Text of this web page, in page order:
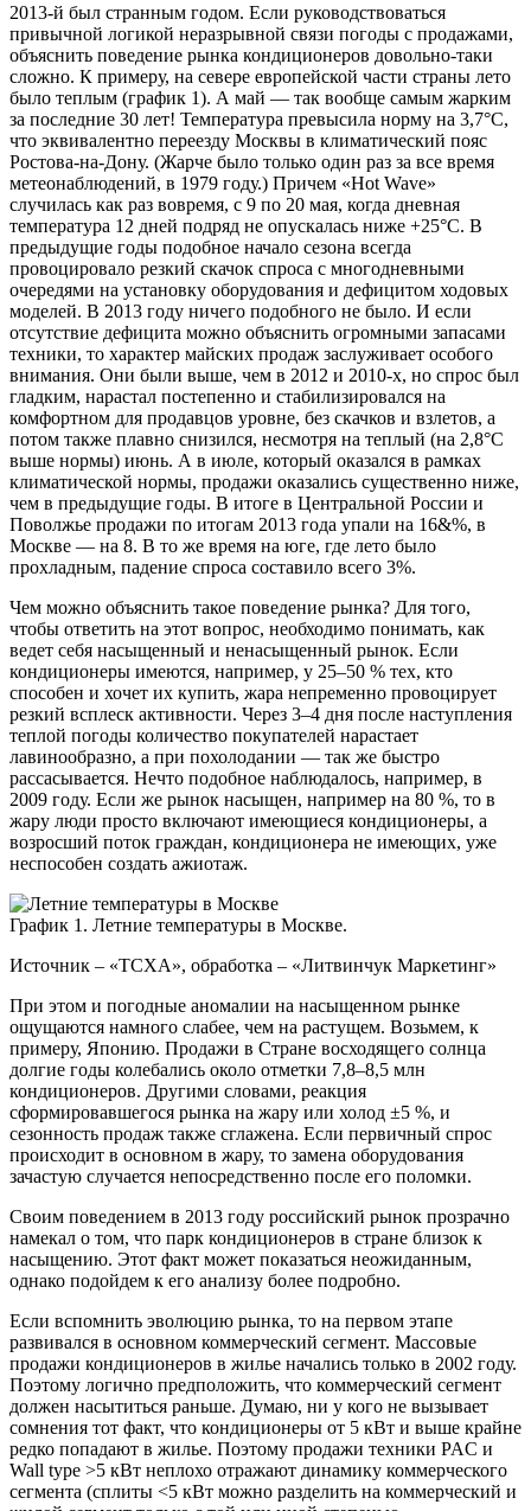
2013-й был странным годом. Если руководствоваться
привычной логикой неразрывной связи погоды с продажами,
объяснить поведение рынка кондиционеров довольно-таки
сложно. К примеру, на севере европейской части страны лето
было теплым (график 1). А май — так вообще самым жарким
за последние 30 лет! Температура превысила норму на 3,7°С,
что эквивалентно переезду Москвы в климатический пояс
Ростова-на-Дону. (Жарче было только один раз за все время
метеонаблюдений, в 1979 году.) Причем «Hot Wave»
случилась как раз вовремя, с 9 по 20 мая, когда дневная
температура 12 дней подряд не опускалась ниже +25°С. В
предыдущие годы подобное начало сезона всегда
провоцировало резкий скачок спроса с многодневными
очередями на установку оборудования и дефицитом ходовых
моделей. В 2013 году ничего подобного не было. И если
отсутствие дефицита можно объяснить огромными запасами
техники, то характер майских продаж заслуживает особого
внимания. Они были выше, чем в 2012 и 2010-х, но спрос был
гладким, нарастал постепенно и стабилизировался на
комфортном для продавцов уровне, без скачков и взлетов, а
потом также плавно снизился, несмотря на теплый (на 2,8°С
выше нормы) июнь. А в июле, который оказался в рамках
климатической нормы, продажи оказались существенно ниже,
чем в предыдущие годы. В итоге в Центральной России и
Поволжье продажи по итогам 2013 года упали на 16&%, в
Москве — на 8. В то же время на юге, где лето было
прохладным, падение спроса составило всего 3%.
Чем можно объяснить такое поведение рынка? Для того,
чтобы ответить на этот вопрос, необходимо понимать, как
ведет себя насыщенный и ненасыщенный рынок. Если
кондиционеры имеются, например, у 25–50 % тех, кто
способен и хочет их купить, жара непременно провоцирует
резкий всплеск активности. Через 3–4 дня после наступления
теплой погоды количество покупателей нарастает
лавинообразно, а при похолодании — так же быстро
рассасывается. Нечто подобное наблюдалось, например, в
2009 году. Если же рынок насыщен, например на 80 %, то в
жару люди просто включают имеющиеся кондиционеры, а
возросший поток граждан, кондиционера не имеющих, уже
неспособен создать ажиотаж.
График 1. Летние температуры в Москве.
Источник – «ТСХА», обработка – «Литвинчук Маркетинг»
При этом и погодные аномалии на насыщенном рынке
ощущаются намного слабее, чем на растущем. Возьмем, к
примеру, Японию. Продажи в Стране восходящего солнца
долгие годы колебались около отметки 7,8–8,5 млн
кондиционеров. Другими словами, реакция
сформировавшегося рынка на жару или холод ±5 %, и
сезонность продаж также сглажена. Если первичный спрос
происходит в основном в жару, то замена оборудования
зачастую случается непосредственно после его поломки.
Своим поведением в 2013 году российский рынок прозрачно
намекал о том, что парк кондиционеров в стране близок к
насыщению. Этот факт может показаться неожиданным,
однако подойдем к его анализу более подробно.
Если вспомнить эволюцию рынка, то на первом этапе
развивался в основном коммерческий сегмент. Массовые
продажи кондиционеров в жилье начались только в 2002 году.
Поэтому логично предположить, что коммерческий сегмент
должен насытиться раньше. Думаю, ни у кого не вызывает
сомнения тот факт, что кондиционеры от 5 кВт и выше крайне
редко попадают в жилье. Поэтому продажи техники PAC и
Wall type >5 кВт неплохо отражают динамику коммерческого
сегмента (сплиты <5 кВт можно разделить на коммерческий и